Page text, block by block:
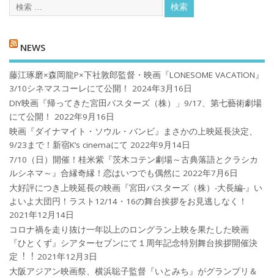
NEWS
藤江琢磨×森岡龍P×下社敦郎監督・映画『LONESOME VACATION』
3/10シネマスコーレにて公開！
2024年3月16日
DIY映画『帰ってきた宮田バスターズ（株）」9/17、第七藝術劇場
にて公開！
2022年9月16日
映画『ダイナマイト・ソウル・バンビ』まさかの上映延長決定、
9/23まで！新宿K’s cinemaにて 2022年9月14日
7/10（日）開催！桂米紫『茨木コテン劇場～古典落語とクラシカ
ルシネマ～』合縁奇縁！恋はいつでも偶然に 2022年7月6日
大好評につき上映延長の映画『宮田バスターズ（株）-大長編-』い
よいよ大団円！ラスト12/14・16の舞台挨拶をお見逃しなく！
2021年12月14日
コロナ禍を⾛り抜け⼀年以上のロングラン上映を果たした映画
『ひとくず』シアターセブンにて１周年記念特別舞台挨拶開催決
定︕︕ 2021年12月3日
大阪アジアン映画祭、横浜聡子監督『いとみち』がグランプリ＆